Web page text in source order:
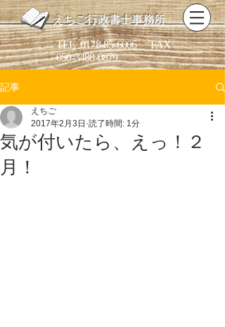
えちご行政書士事務所
​TEL0178-85-6006FAX
050-3488-0879
記事
気が付いたら、えっ！２
月！
えちご
2017年2月3日 読了時間: 1分